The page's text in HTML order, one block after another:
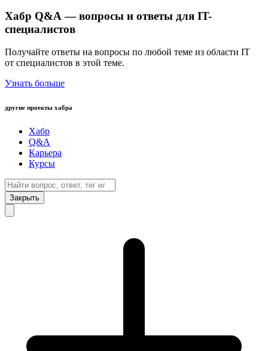
Хабр Q&A — вопросы и ответы для IT-
специалистов
Получайте ответы на вопросы по любой теме из области IT
от специалистов в этой теме.
Узнать больше
другие проекты хабра
Хабр
Q&A
Карьера
Курсы
Закрыть